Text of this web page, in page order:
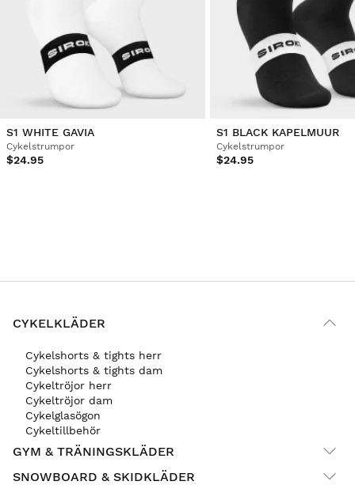
S1 WHITE GAVIA
Cykelstrumpor
$24.95
S1 BLACK KAPELMUUR
Cykelstrumpor
$24.95
CYKELKLÄDER
Cykelshorts & tights herr
Cykelshorts & tights dam
Cykeltröjor herr
Cykeltröjor dam
Cykelglasögon
Cykeltillbehör
GYM & TRÄNINGSKLÄDER
SNOWBOARD & SKIDKLÄDER